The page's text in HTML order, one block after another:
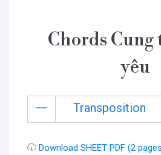
Chords
yêu
Transposition
Download SHEET PDF (2